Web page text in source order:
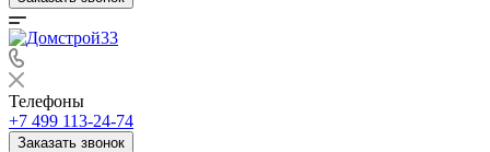
Телефоны
+7 499 113-24-74
Заказать звонок